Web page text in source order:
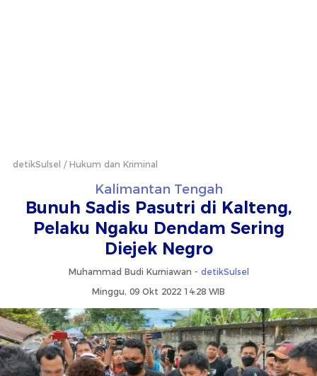
detikSulsel Hukum dan Kriminal
Kalimantan Tengah
Bunuh Sadis Pasutri di Kalteng,
Pelaku Ngaku Dendam Sering
Diejek Negro
Muhammad Budi Kurniawan - detikSulsel
Minggu, 09 Okt 2022 14:28 WIB